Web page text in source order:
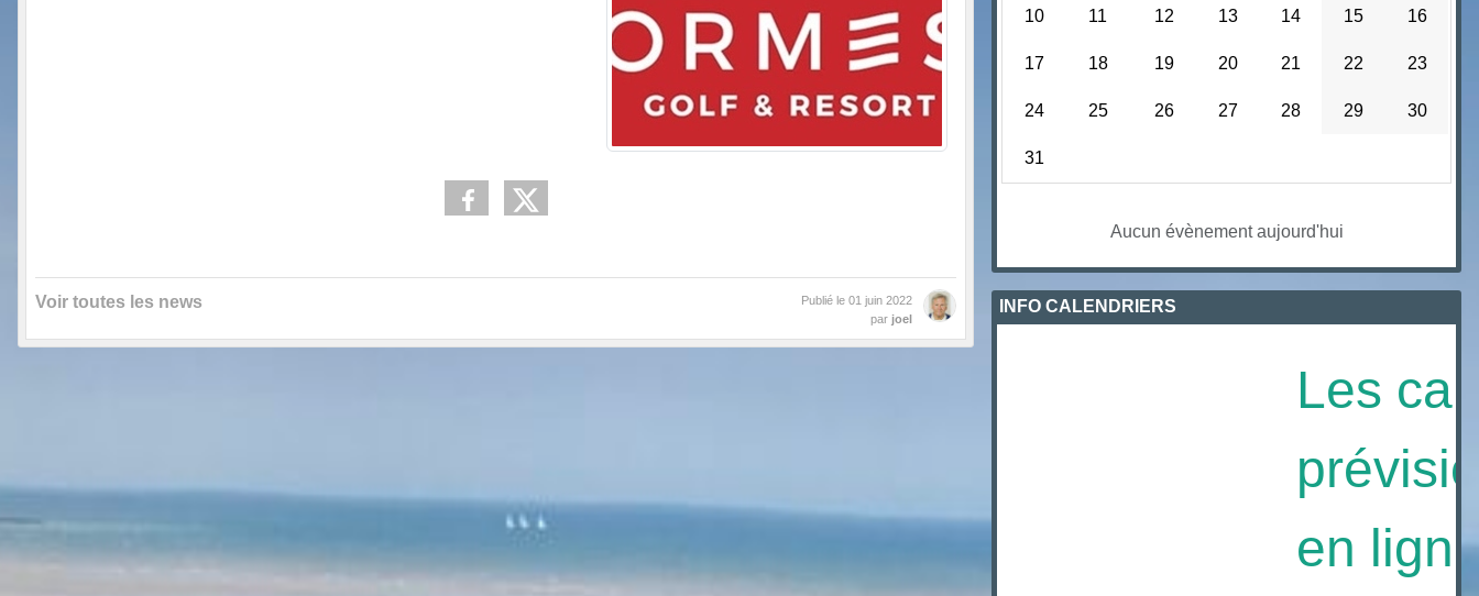
Voir toutes les news Publié le01 juin 2022
par joel
10 11 12 13 14 15 16
17 18 19 20 21 22 23
24 25 26 27 28 29 30
31
Aucun évènement aujourd'hui
INFO CALENDRIERS
Les
en ligne